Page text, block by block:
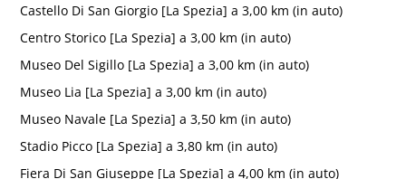
Castello Di San Giorgio [La Spezia] a 3,00 km (in auto)
Centro Storico [La Spezia] a 3,00 km (in auto)
Museo Del Sigillo [La Spezia] a 3,00 km (in auto)
Museo Lia [La Spezia] a 3,00 km (in auto)
Museo Navale [La Spezia] a 3,50 km (in auto)
Stadio Picco [La Spezia] a 3,80 km (in auto)
Fiera Di San Giuseppe [La Spezia] a 4,00 km (in auto)